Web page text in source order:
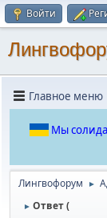
Войти
Главное меню
Мы
Лингвофорум ►
► Ответ (